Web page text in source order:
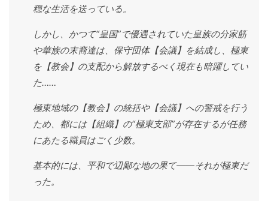
穏な生活を送っている。
しかし、かつて“皇国”で優遇されていた皇族の分家筋
や華族の末裔達は、保守団体【会議】を結成し、極東
を【教会】の支配から解放するべく現在も暗躍してい
た……
極東地域の【教会】の統括や【会議】への警戒を行う
ため、都には【組織】の“極東支部”が存在するが任務
にあたる職員はごく少数。
基本的には、平和で辺鄙な地の果て——それが極東だ
った。